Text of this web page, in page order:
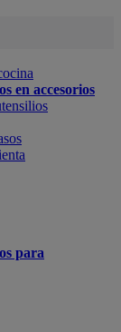
en accesorios
para